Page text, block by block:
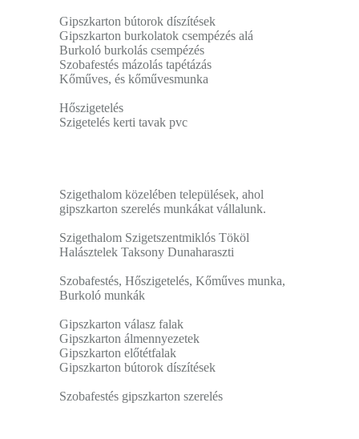
Gipszkarton bútorok díszítések
Gipszkarton burkolatok csempézés alá
Burkoló burkolás csempézés
Szobafestés mázolás tapétázás
Kőműves, és kőművesmunka
Hőszigetelés
Szigetelés kerti tavak pvc
Szigethalom közelében települések, ahol
gipszkarton szerelés munkákat vállalunk.
Szigethalom Szigetszentmiklós Tököl
Halásztelek Taksony Dunaharaszti
Szobafestés, Hőszigetelés, Kőműves munka,
Burkoló munkák
Gipszkarton válasz falak
Gipszkarton álmennyezetek
Gipszkarton előtétfalak
Gipszkarton bútorok díszítések
Szobafestés gipszkarton szerelés